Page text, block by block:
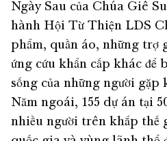
Ngày Sau của Chúa Giê
hành Hội Từ Thiện LDS
phẩm, quần áo, những trợ
ứng cứu khẩn cấp khác để
sống của những người gặp
Năm ngoái, 155 dự án tại
nhiều người trên khắp thế